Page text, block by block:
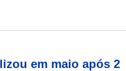
em maio após 2